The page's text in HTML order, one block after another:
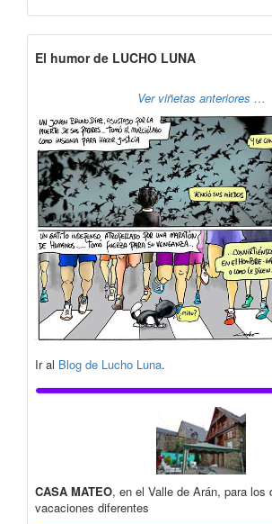
El humor de LUCHO LUNA
Ver viñetas anteriores …
Ir al Blog de Lucho Luna.
CASA MATEO, en el Valle de Arán, para los
vacaciones diferentes